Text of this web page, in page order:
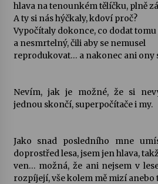
hlava na tenounkém tělíčku, plně
A ty si nás hýčkaly, kdoví proč?
Vypočítaly dokonce, co dodat
a nesmrtelný, čili aby se nemusel
reprodukovat… a nakonec ani ony
Nevím, jak je možné, že si
jednou skončí, superpočítače i my.
Jako snad posledního mne
doprostřed lesa, jsem jen hlava,
ven… možná, že ani nejsem v
rozpíjejí, vše kolem mě mizí anebo